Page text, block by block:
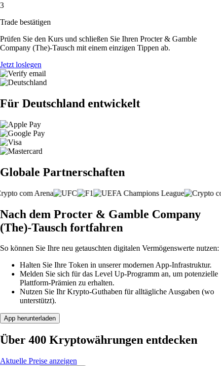
3
Trade bestätigen
Prüfen Sie den Kurs und schließen Sie Ihren Procter & Gamble
Company (The)-Tausch mit einem einzigen Tippen ab.
Jetzt loslegen
Für Deutschland entwickelt
Globale Partnerschaften
Nach dem Procter & Gamble Company
(The)-Tausch fortfahren
So können Sie Ihre neu getauschten digitalen Vermögenswerte nutzen:
Halten Sie Ihre Token in unserer modernen App-Infrastruktur.
Melden Sie sich für das Level Up-Programm an, um potenzielle
Plattform-Prämien zu erhalten.
Nutzen Sie Ihr Krypto-Guthaben für alltägliche Ausgaben (wo
unterstützt).
App herunterladen
Über 400 Kryptowährungen entdecken
Aktuelle Preise anzeigen